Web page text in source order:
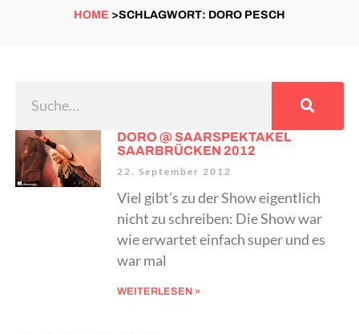
HOME >SCHLAGWORT: DORO PESCH
DORO @ SAARSPEKTAKEL
SAARBRÜCKEN 2012
22. September 2012
Viel gibt’s zu der Show eigentlich
nicht zu schreiben: Die Show war
wie erwartet einfach super und es
war mal
WEITERLESEN »